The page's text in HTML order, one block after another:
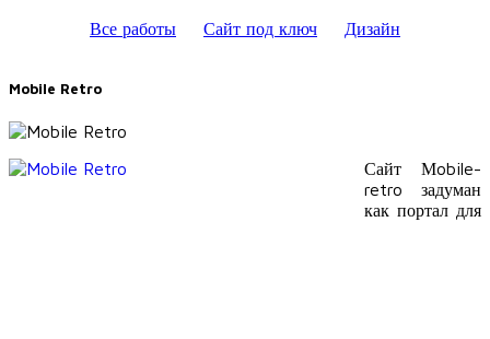
Все работы Сайт под ключ Дизайн
Mobile Retro
Сайт Мobile-
retro задуман
как портал для